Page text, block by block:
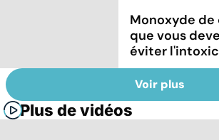
Monoxyde de
que vous
éviter
Voir plus
Plus de vidéos